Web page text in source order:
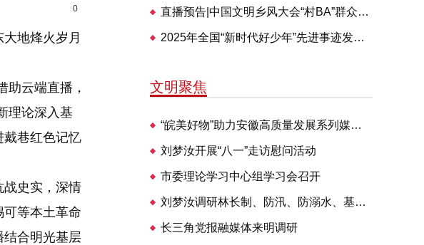
0
地烽火岁月
云端直播，
理论深入基
戴巷红色记忆
史实，深情
等本土革命
结合明光基层
直播预告|中国文明乡风大会“村BA”群众体育交流活动28日举办
2025年全国“新时代好少年”先进事迹发布仪式即将播出
文明聚焦
“皖美好物”助力安徽高质量发展系列媒体见面会走进明光
刘梦汝开展“八一”走访慰问活动
市委理论学习中心组学习会召开
刘梦汝调研林长制、防汛、防溺水、基层治理等工作
长三角党报融媒体来明调研